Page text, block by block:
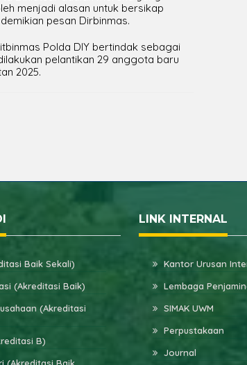
menjadi alasan untuk bersikap
pesan Dirbinmas.
Polda DIY bertindak sebagai
pelantikan 29 anggota baru
2025.
Baik Sekali)
(Akreditasi Baik)
(Akreditasi
B)
(Akreditasi Baik
LINK INTERNAL
Kantor Urusan
Lembaga
SIMAK UWM
Perpustakaan
Journal